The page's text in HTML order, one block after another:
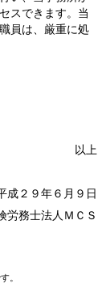
スできます。当
員は、厳重に処
以上
成２９年６月９日
労務士法人ＭＣＳ
。